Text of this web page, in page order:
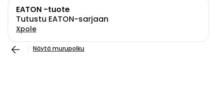
EATON -tuote
Tutustu EATON-sarjaan
Xpole
Näytä murupolku